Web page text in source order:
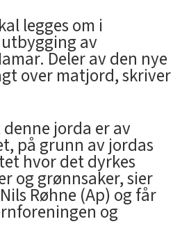
legges om i
av
Deler av den nye
over matjord, skriver
jorda er av
på grunn av jordas
hvor det dyrkes
og grønnsaker, sier
Røhne (Ap) og får
og